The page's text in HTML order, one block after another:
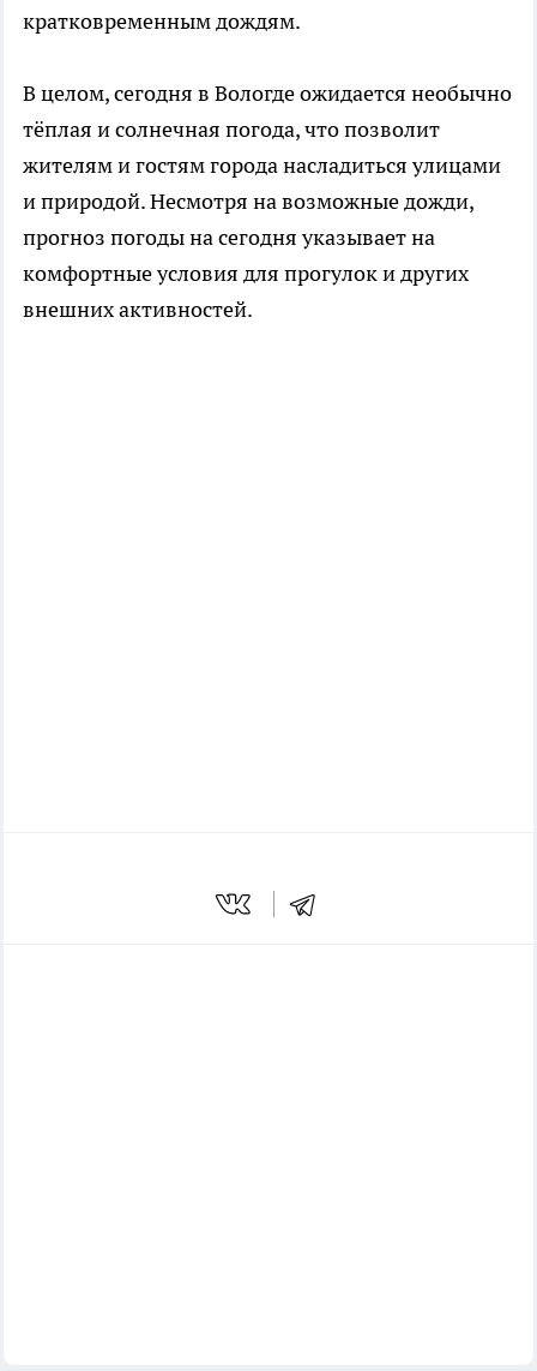
кратковременным дождям.
В целом, сегодня в Вологде ожидается необычно
тёплая и солнечная погода, что позволит
жителям и гостям города насладиться улицами
и природой. Несмотря на возможные дожди,
прогноз погоды на сегодня указывает на
комфортные условия для прогулок и других
внешних активностей.